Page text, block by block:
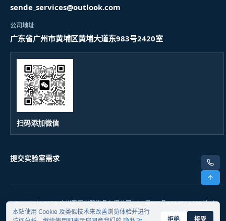
电话
顶部
本站使用 Cookie 及类似技术来改善浏览体验并进行
拒绝 接受
sende_services@outlook.com
公司地址
广东省广州市黄埔区黄埔大道东983号2420室
扫码添加微信
提交实验室需求
Copyright 2026 广州森德仪器设备有限公司. | 粤ICP备2024330462号 |
隐私政策